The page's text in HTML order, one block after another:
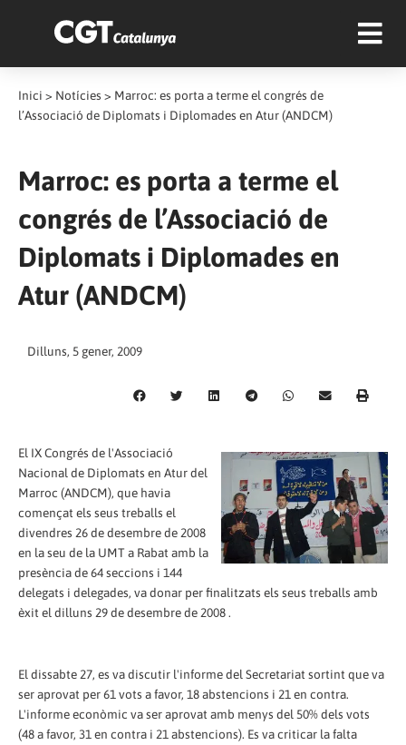
Inici > Notícies > Marroc: es porta a terme el congrés de
l’Associació de Diplomats i Diplomades en Atur (ANDCM)
Marroc: es porta a terme el
congrés de l’Associació de
Diplomats i Diplomades en
Atur (ANDCM)
Dilluns, 5 gener, 2009
El IX Congrés de l'Associació
Nacional de Diplomats en Atur del
Marroc (ANDCM), que havia
començat els seus treballs el
divendres 26 de desembre de 2008
en la seu de la UMT a Rabat amb la
presència de 64 seccions i 144
delegats i delegades, va donar per finalitzats els seus treballs amb
èxit el dilluns 29 de desembre de 2008 .
El dissabte 27, es va discutir l'informe del Secretariat sortint que va
ser aprovat per 61 vots a favor, 18 abstencions i 21 en contra.
L'informe econòmic va ser aprovat amb menys del 50% dels vots
(48 a favor, 31 en contra i 21 abstencions). Es va criticar la falta